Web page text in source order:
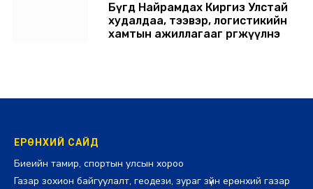
Бүгд Найрамдах Киргиз Улстай
худалдаа, тээвэр, логистикийн
хамтын ажиллагааг өргөжүүлнэ
ЕРӨНХИЙ САЙД
Биеийн тамир, спортын улсын хороо
Газар зохион байгуулалт, геодези, зураг зүйн ерөнхий газар